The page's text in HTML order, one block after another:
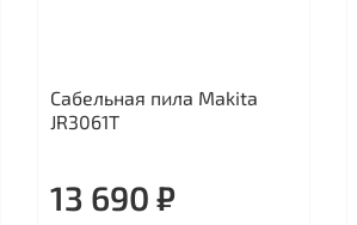
Сабельная пила Makita
JR3061T
13 690 ₽